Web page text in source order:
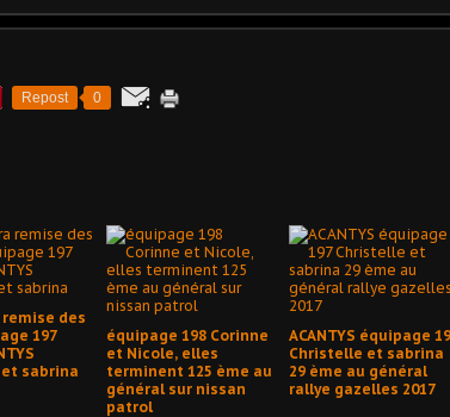
Repost 0
des
197
sabrina
équipage 198 Corinne
et Nicole, elles
terminent 125 ème au
général sur nissan
patrol
ACANTYS équipage
Christelle et sabrina
29 ème au général
rallye gazelles 2017